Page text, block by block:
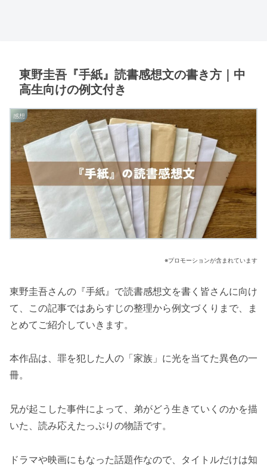
東野圭吾『手紙』読書感想文の書き方｜中
高生向けの例文付き
感想
※プロモーションが含まれています
東野圭吾さんの『手紙』で読書感想文を書く皆さんに向け
て、この記事ではあらすじの整理から例文づくりまで、ま
とめてご紹介していきます。
本作品は、罪を犯した人の「家族」に光を当てた異色の一
冊。
兄が起こした事件によって、弟がどう生きていくのかを描
いた、読み応えたっぷりの物語です。
ドラマや映画にもなった話題作なので、タイトルだけは知